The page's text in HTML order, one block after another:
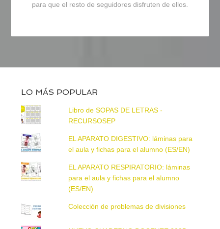
para que el resto de seguidores disfruten de ellos.
LO MÁS POPULAR
Libro de SOPAS DE LETRAS -
RECURSOSEP
EL APARATO DIGESTIVO: láminas para
el aula y fichas para el alumno (ES/EN)
EL APARATO RESPIRATORIO: láminas
para el aula y fichas para el alumno
(ES/EN)
Colección de problemas de divisiones